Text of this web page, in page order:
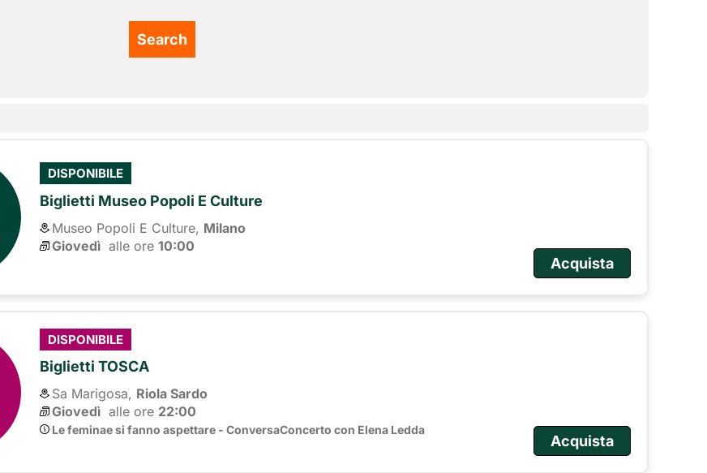
DISPONIBILE
Biglietti Museo Popoli E Culture
Museo Popoli E Culture, Milano
Giovedì alle ore 10:00
Acquista
DISPONIBILE
Biglietti TOSCA
Sa Marigosa, Riola Sardo
Giovedì alle ore 22:00
Le feminae si fanno aspettare - ConversaConcerto con Elena Ledda
Acquista